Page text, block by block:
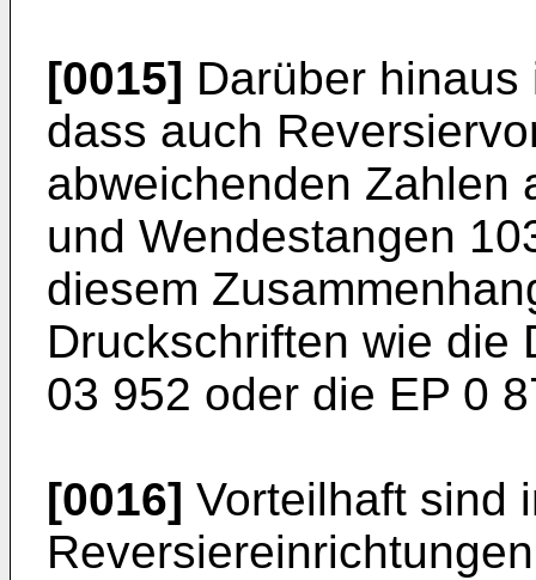
[0015] Darüber
dass auch
abweichenden Zahlen
und Wendestangen
diesem
Druckschriften wie die
03 952 oder die EP 0
[0016] Vorteilhaft sind